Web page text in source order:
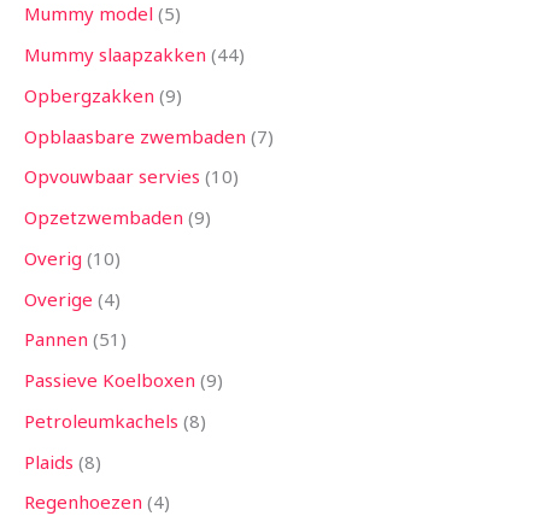
Mummy model 5
Mummy slaapzakken 44
Opbergzakken 9
Opblaasbare zwembaden 7
Opvouwbaar servies 10
Opzetzwembaden 9
Overig 10
Overige 4
Pannen 51
Passieve Koelboxen 9
Petroleumkachels 8
Plaids 8
Regenhoezen 4